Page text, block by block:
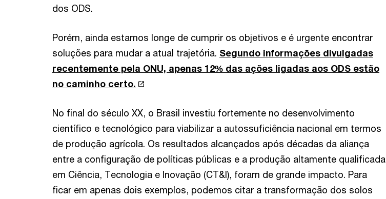
dos ODS.
Porém, ainda estamos longe de cumprir os objetivos e é urgente encontrar
soluções para mudar a atual trajetória. Segundo informações divulgadas
recentemente pela ONU, apenas 12% das ações ligadas aos ODS estão
no caminho certo.
No final do século XX, o Brasil investiu fortemente no desenvolvimento
científico e tecnológico para viabilizar a autossuficiência nacional em termos
de produção agrícola. Os resultados alcançados após décadas da aliança
entre a configuração de políticas públicas e a produção altamente qualificada
em Ciência, Tecnologia e Inovação (CT&I), foram de grande impacto. Para
ficar em apenas dois exemplos, podemos citar a transformação dos solos